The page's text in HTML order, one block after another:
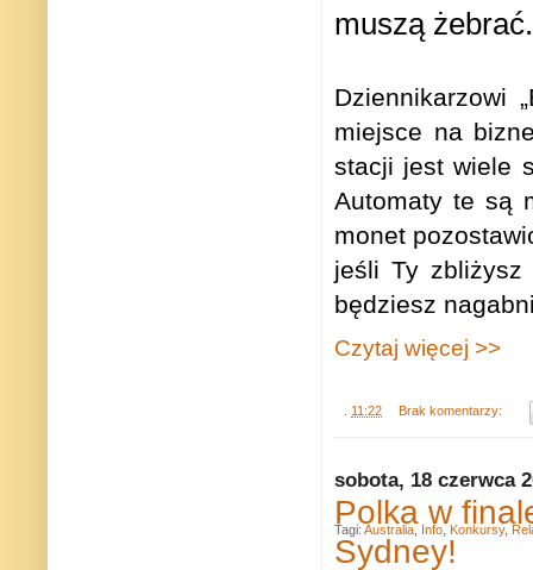
muszą żebrać.
Dziennikarzowi
miejsce na
stacji jest wiele
Automaty te są
monet
jeśli Ty zbliżysz
będziesz
Czytaj więcej >>
11:22 Brak komentarzy:
sobota, 18 czerwca
Polka w
Sydney!
Tagi: Australia Info Konkursy,